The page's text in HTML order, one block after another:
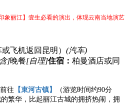
象丽江】 壹生必看的演出，体现云南当地演艺
飞机返回昆明） (汽车)
]晚餐[自理]住宿： 柏曼酒店或同
往 【束河古镇】 （游览时间约90分
繁华，比起丽江古城的拥挤热闹，拥